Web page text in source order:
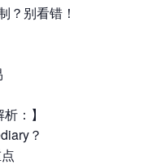
？别看错！
：】
？